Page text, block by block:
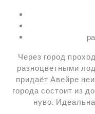
Через город
разноцветными
придаёт Авейре
города состоит из
нуво.